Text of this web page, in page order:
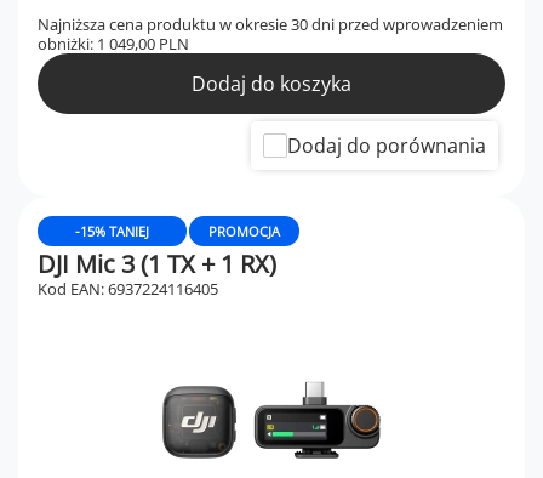
Najniższa cena produktu w okresie 30 dni przed wprowadzeniem
obniżki: 1 049,00 PLN
Dodaj do koszyka
Dodaj do porównania
PROMOCJA
-15% TANIEJ
DJI Mic 3 (1 TX + 1 RX)
Kod EAN: 6937224116405